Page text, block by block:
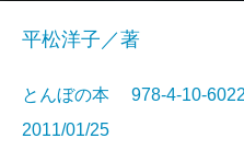
平松洋子／著
とんぼの本 978-4-10-
2011/01/25